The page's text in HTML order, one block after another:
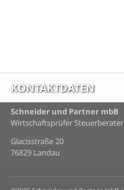
KONTAKTDATEN
Schneider und Partner mbB
Wirtschaftsprüfer Steuerberater
Glacisstraße 20
76829 Landau